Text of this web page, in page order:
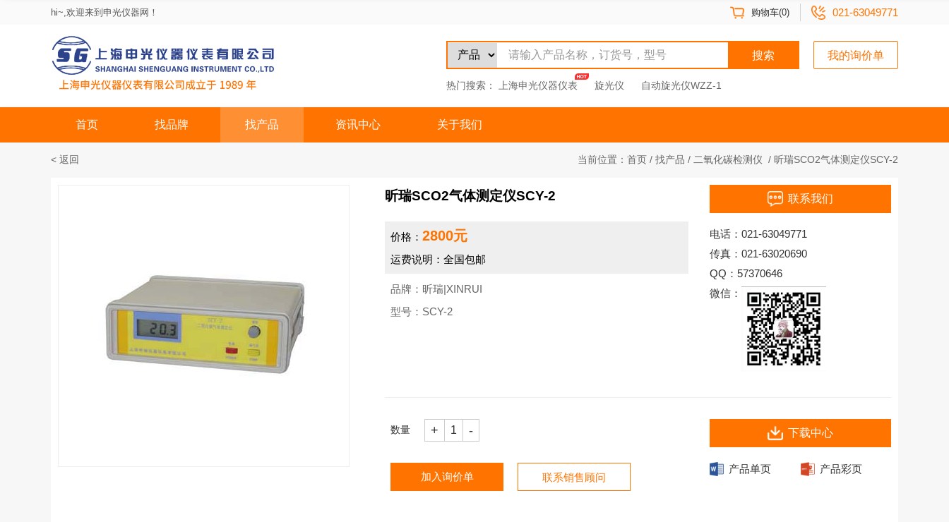
hi~,欢迎来到申光仪器网！ 购物车(0) 021-63049771
搜索
热门搜索： 上海申光仪器仪表 旋光仪 自动旋光仪WZZ-1
我的询价单
首页 找品牌 找产品 资讯中心 关于我们
< 返回 当前位置： 首页 / 找产品 / 二氧化碳检测仪 / 昕瑞SCO2气体测定仪SCY-2
昕瑞SCO2气体测定仪SCY-2
价格： 2800元
运费说明：全国包邮
品牌：昕瑞|XINRUI
型号：SCY-2
联系我们
电话：021-63049771
传真：021-63020690
QQ：57370646
微信：
数量 + 1 -
加入询价单 联系销售顾问
下载中心
产品单页 产品彩页